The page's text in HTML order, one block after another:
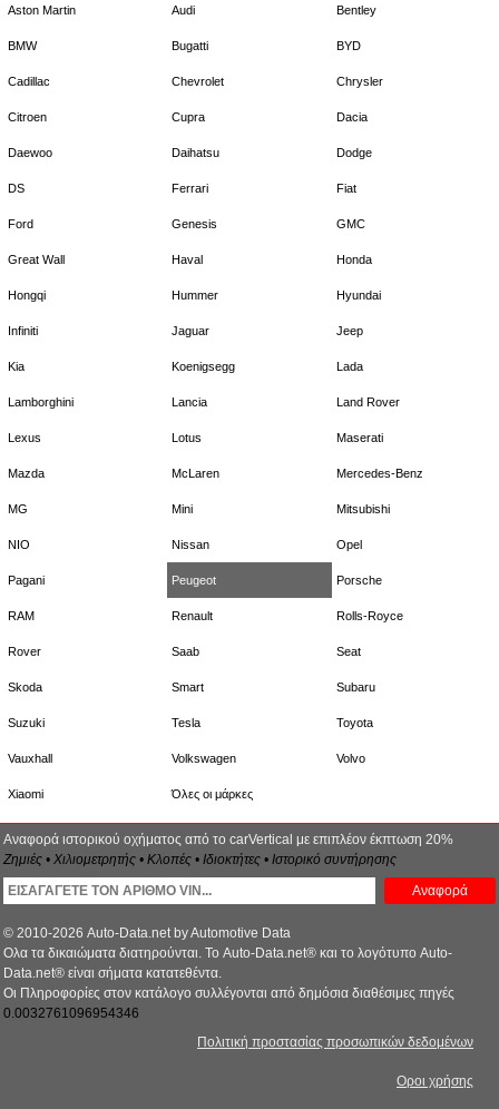
Aston Martin Audi Bentley
BMW Bugatti BYD
Cadillac Chevrolet Chrysler
Citroen Cupra Dacia
Daewoo Daihatsu Dodge
DS Ferrari Fiat
Ford Genesis GMC
Great Wall Haval Honda
Hongqi Hummer Hyundai
Infiniti Jaguar Jeep
Kia Koenigsegg Lada
Lamborghini Lancia Land Rover
Lexus Lotus Maserati
Mazda McLaren Mercedes-Benz
MG Mini Mitsubishi
NIO Nissan Opel
Pagani Peugeot Porsche
RAM Renault Rolls-Royce
Rover Saab Seat
Skoda Smart Subaru
Suzuki Tesla Toyota
Vauxhall Volkswagen Volvo
Xiaomi Όλες οι μάρκες
Αναφορά ιστορικού οχήματος από το carVertical με επιπλέον έκπτωση 20%
Ζημιές • Χιλιομετρητής • Κλοπές • Ιδιοκτήτες • Ιστορικό συντήρησης
Αναφορά
© 2010-2026 Auto-Data.net by Automotive Data
Ολα τα δικαιώματα διατηρούνται. Το Auto-Data.net® και το λογότυπο Auto-
Data.net® είναι σήματα κατατεθέντα.
Οι Πληροφορίες στον κατάλογο συλλέγονται από δημόσια διαθέσιμες πηγές
0.0032761096954346
Πολιτική προστασίας προσωπικών δεδομένων
Οροι χρήσης